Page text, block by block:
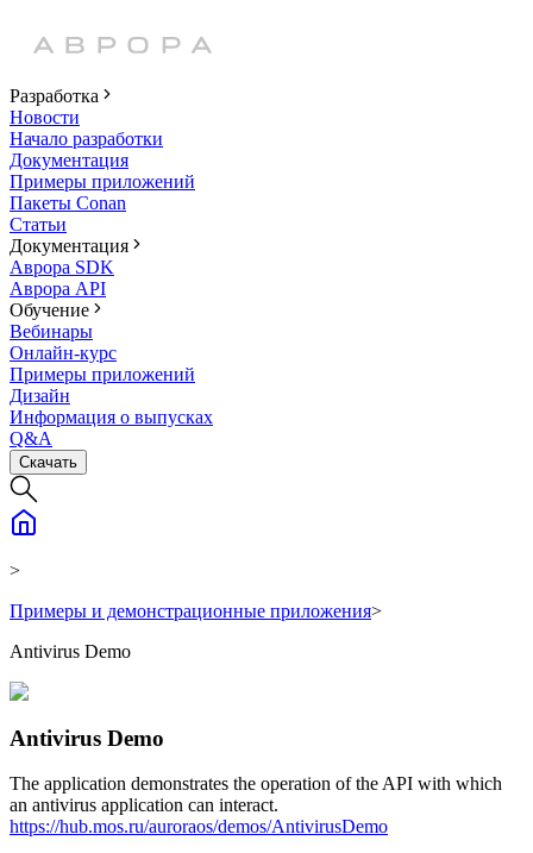
Разработка
Новости
Начало разработки
Документация
Примеры приложений
Пакеты Conan
Статьи
Документация
Аврора SDK
Аврора API
Обучение
Вебинары
Онлайн-курс
Примеры приложений
Дизайн
Информация о выпусках
Q&A
Скачать
>
Примеры и демонстрационные приложения>
Antivirus Demo
Antivirus Demo
The application demonstrates the operation of the API with which
an antivirus application can interact.
https://hub.mos.ru/auroraos/demos/AntivirusDemo